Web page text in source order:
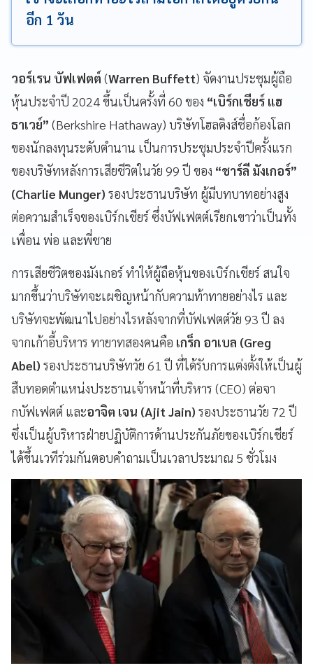
อีก 1 วัน
วอร์เรน บัฟเฟตต์ (Warren Buffett) จัดงานประชุมผู้ถือ
หุ้นประจำปี 2024 ขึ้นเป็นครั้งที่ 60 ของ “เบิร์กเชียร์ แฮ
ธาเวย์” (Berkshire Hathaway) บริษัทโฮลดิงส์ชื่อก้องโลก
ของนักลงทุนระดับตำนาน เป็นการประชุมประจำปีครั้งแรก
ของบริษัทหลังการเสียชีวิตในวัย 99 ปี ของ “ชาร์ลี มังเกอร์”
(Charlie Munger) รองประธานบริษัท ผู้มีบทบาทอย่างสูง
ต่อความสำเร็จของเบิร์กเชียร์ ซึ่งบัฟเฟตต์เรียกเขาว่าเป็นทั้ง
เพื่อน พ่อ และพี่ชาย
การเสียชีวิตของมังเกอร์ ทำให้ผู้ถือหุ้นของเบิร์กเชียร์ สนใจ
มากขึ้นว่าบริษัทจะเผชิญหน้ากับความท้าทายอย่างไร และ
บริษัทจะพัฒนาไปอย่างไรหลังจากที่บัฟเฟตต์วัย 93 ปี ลง
จากเก้าอี้บริหาร ทายาทสองคนคือ เกร็ก อาเบล (Greg
Abel) รองประธานบริษัทวัย 61 ปี ที่ได้รับการแต่งตั้งให้เป็นผู้
สืบทอดตำแหน่งประธานเจ้าหน้าที่บริหาร (CEO) ต่อจา
กบัฟเฟตต์ และอาจิต เจน (Ajit Jain) รองประธานวัย 72 ปี
ซึ่งเป็นผู้บริหารฝ่ายปฏิบัติการด้านประกันภัยของเบิร์กเชียร์
ได้ขึ้นเวทีร่วมกันตอบคำถามเป็นเวลาประมาณ 5 ชั่วโมง